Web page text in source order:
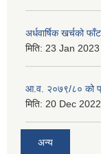
अर्धवार्षिक खर्चको
मिति: 23 Jan
आ.व. २०७९/८० को
मिति: 20 Dec
अन्य